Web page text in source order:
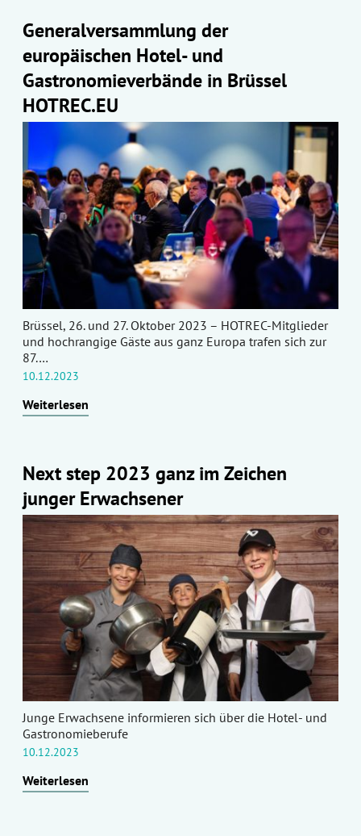
Generalversammlung der
europäischen Hotel- und
Gastronomieverbände in Brüssel
HOTREC.EU
Brüssel, 26. und 27. Oktober 2023 – HOTREC-Mitglieder
und hochrangige Gäste aus ganz Europa trafen sich zur
87.…
10.12.2023
Weiterlesen
Next step 2023 ganz im Zeichen
junger Erwachsener
Junge Erwachsene informieren sich über die Hotel- und
Gastronomieberufe
10.12.2023
Weiterlesen